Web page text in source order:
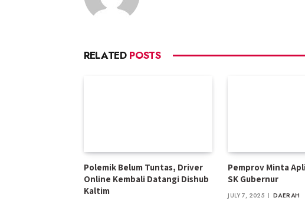
RELATED POSTS
Polemik Belum Tuntas, Driver
Online Kembali Datangi Dishub
Kaltim
Pemprov Minta
SK Gubernur
JULY 7, 2025 DAERAH